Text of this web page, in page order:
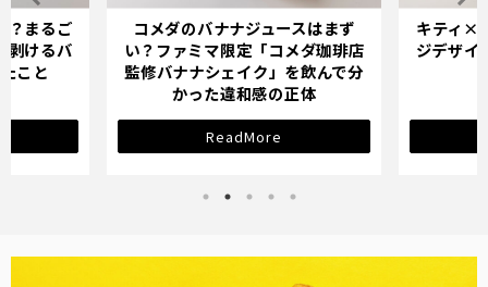
？まるご
剥けるバ
こと
コメダのバナナジュースはまず
い？ファミマ限定「コメダ珈琲店
監修バナナシェイク」を飲んで分
かった違和感の正体
ReadMore
キティ×
ジデザイ